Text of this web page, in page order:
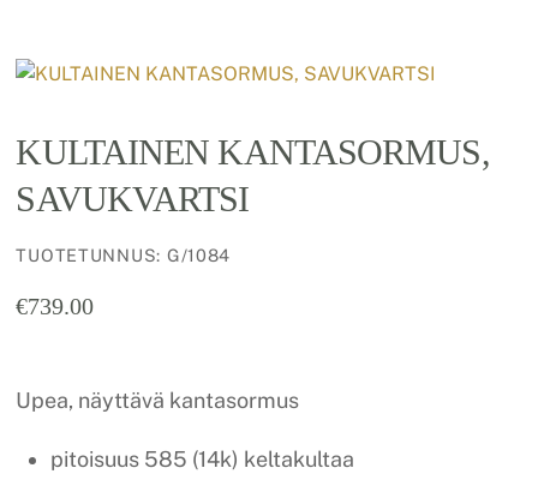
KULTAINEN KANTASORMUS,
SAVUKVARTSI
TUOTETUNNUS: G/1084
€739.00
Upea, näyttävä kantasormus
pitoisuus 585 (14k) keltakultaa